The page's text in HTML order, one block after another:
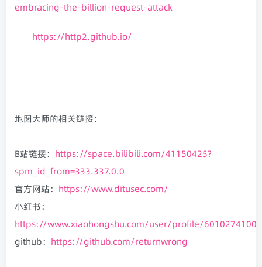
embracing-the-billion-request-attack
https://http2.github.io/
地图大师的相关链接：
B站链接： https://space.bilibili.com/41150425?
spm_id_from=333.337.0.0
官方网站： https://www.ditusec.com/
小红书：
https://www.xiaohongshu.com/user/profile/
github： https://github.com/returnwrong